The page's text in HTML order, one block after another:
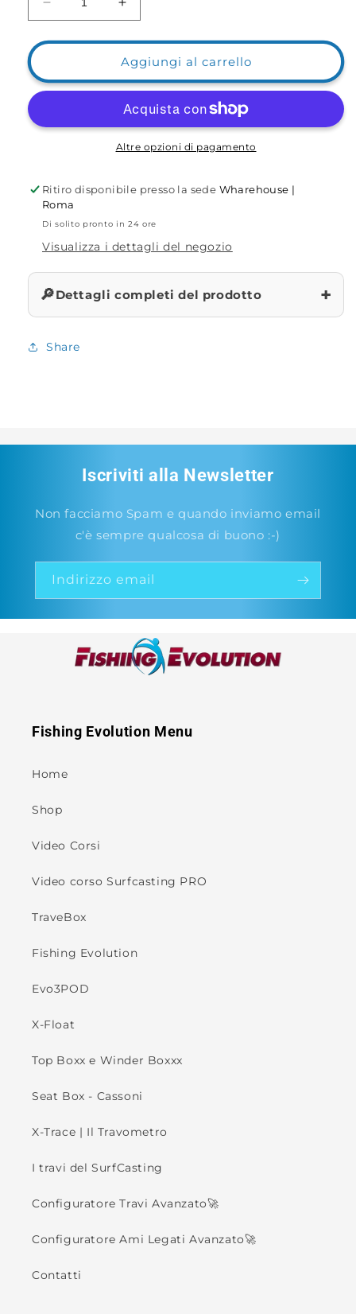
Diminuisci
quantità
per
esclusive
Evo3POD
pz.
Aumenta
quantità
per
Punte
esclusive
Evo3POD
2
pz.
Aggiungi al carrello
Altre opzioni di pagamento
Ritiro disponibile presso la sede Wharehouse |
Roma
Di solito pronto in 24 ore
Visualizza i dettagli del negozio
🔎Dettagli completi del prodotto +
Share
Iscriviti alla Newsletter
Non facciamo Spam e quando inviamo email
c'è sempre qualcosa di buono :-)
Indirizzo email
Fishing Evolution Menu
Home
Shop
Video Corsi
Video corso Surfcasting PRO
TraveBox
Fishing Evolution
Evo3POD
X-Float
Top Boxx e Winder Boxxx
Seat Box - Cassoni
X-Trace | Il Travometro
I travi del SurfCasting
Configuratore Travi Avanzato🚀
Configuratore Ami Legati Avanzato🚀
Contatti